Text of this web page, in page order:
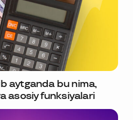
aytganda bu nima,
asosiy funksiyalari